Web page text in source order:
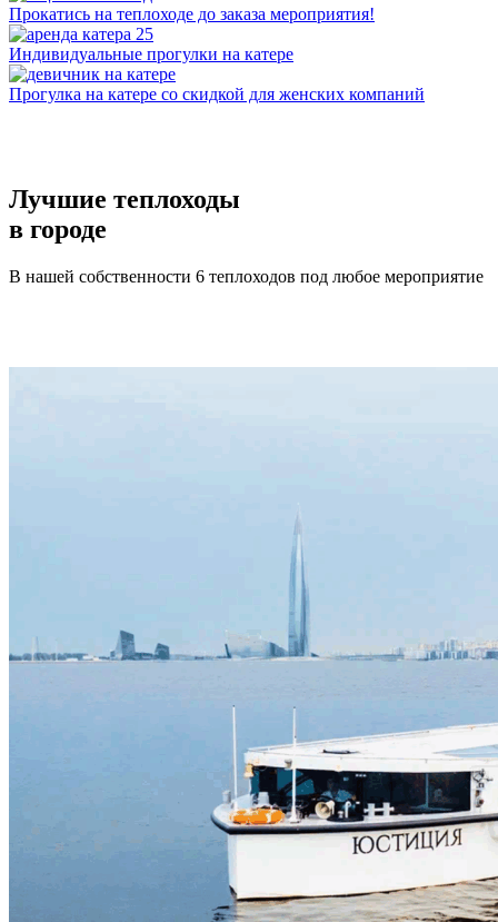
Прокатись на теплоходе до заказа мероприятия!
Индивидуальные прогулки на катере
Прогулка на катере со скидкой для женских компаний
Лучшие теплоходы
в городе
В нашей собственности 6 теплоходов под любое мероприятие